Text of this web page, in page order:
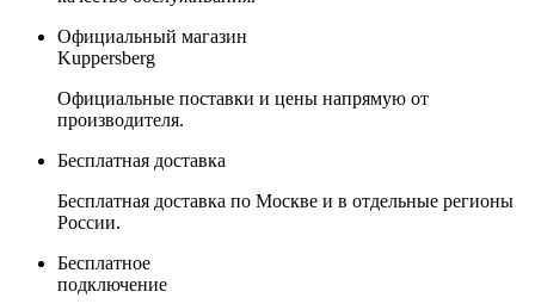
Официальный магазин
Kuppersberg
Официальные поставки и цены напрямую от
производителя.
Бесплатная доставка
Бесплатная доставка по Москве и в отдельные регионы
России.
Бесплатное
подключение